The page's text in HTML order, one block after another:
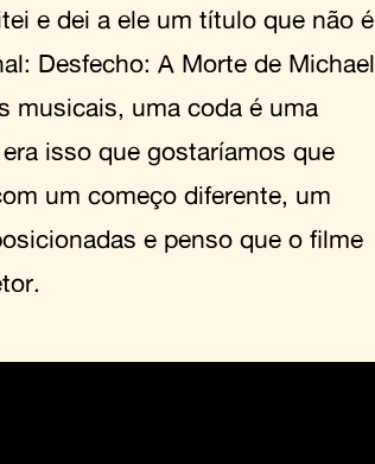
e dei a ele um título que não é
Desfecho: A Morte de Michael
musicais, uma coda é uma
isso que gostaríamos que
um começo diferente, um
e penso que o filme